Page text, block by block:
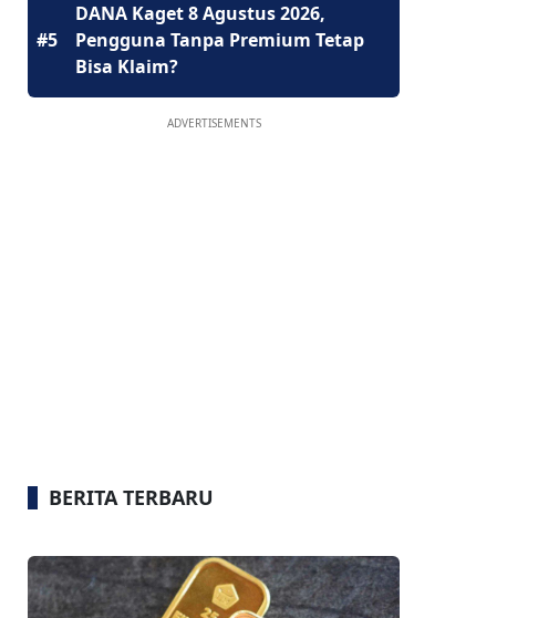
#5
DANA Kaget 8 Agustus 2026,
Pengguna Tanpa Premium Tetap
Bisa Klaim?
ADVERTISEMENTS
BERITA TERBARU